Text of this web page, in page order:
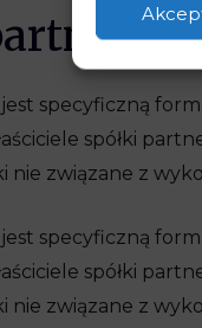
specyficzną
spółki
nie związane z
specyficzną
spółki
nie związane z